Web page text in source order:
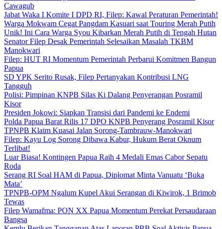
Cawagub
Jabat Waka I Komite I DPD RI, Filep: Kawal Peraturan Pemerintah!
Warga Mokwam Cegat Pangdam Kasuari saat Touring Merah Putih
Unik! Ini Cara Warga Syou Kibarkan Merah Putih di Tengah Hutan
Senator Filep Desak Pemerintah Selesaikan Masalah TKBM
Manokwari
Filep: HUT RI Momentum Pemerintah Perbarui Komitmen Bangun
Papua
SD YPK Serito Rusak, Filep Pertanyakan Kontribusi LNG
Tangguh
Polisi: Pimpinan KNPB Silas Ki Dalang Penyerangan Posramil
Kisor
Presiden Jokowi: Siapkan Transisi dari Pandemi ke Endemi
Polda Papua Barat Rilis 17 DPO KNPB Penyerang Posramil Kisor
TPNPB Klaim Kuasai Jalan Sorong-Tambrauw-Manokwari
Filep: Kayu Log Sorong Dibawa Kabur, Hukum Berat Oknum
Terlibat!
Luar Biasa! Kontingen Papua Raih 4 Medali Emas Cabor Sepatu
Roda
Serang RI Soal HAM di Papua, Diplomat Minta Vanuatu ‘Buka
Mata’
TPNPB-OPM Ngalum Kupel Akui Serangan di Kiwirok, 1 Brimob
Tewas
Filep Wamafma: PON XX Papua Momentum Perekat Persaudaraan
Bangsa